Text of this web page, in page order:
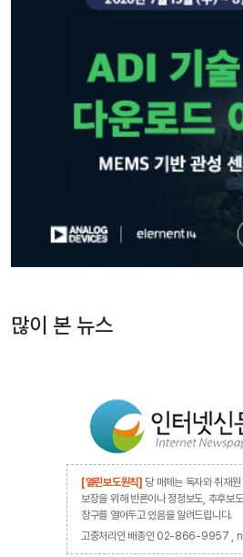
많이 본 뉴스
[열린보도원칙] 당 매체는 독자와 취재
보장을 위해 반론이나 정정보도, 추후보
창구를 열어두고 있음을 알려드립니다.
고충처리인 배종인 02-866-9957 ,